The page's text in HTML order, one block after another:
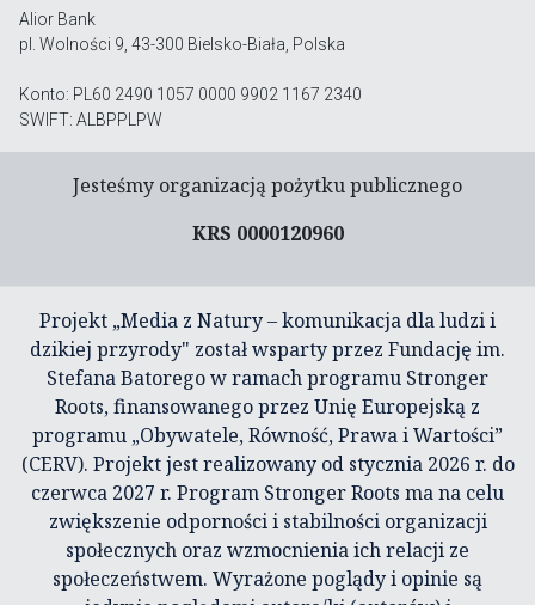
Alior Bank
pl. Wolności 9, 43-300 Bielsko-Biała, Polska
Konto: PL60 2490 1057 0000 9902 1167 2340
SWIFT: ALBPPLPW
Jesteśmy organizacją pożytku publicznego
KRS 0000120960
Projekt „Media z Natury – komunikacja dla ludzi i
dzikiej przyrody" został wsparty przez Fundację im.
Stefana Batorego w ramach programu Stronger
Roots, finansowanego przez Unię Europejską z
programu „Obywatele, Równość, Prawa i Wartości”
(CERV). Projekt jest realizowany od stycznia 2026 r. do
czerwca 2027 r. Program Stronger Roots ma na celu
zwiększenie odporności i stabilności organizacji
społecznych oraz wzmocnienia ich relacji ze
społeczeństwem. Wyrażone poglądy i opinie są